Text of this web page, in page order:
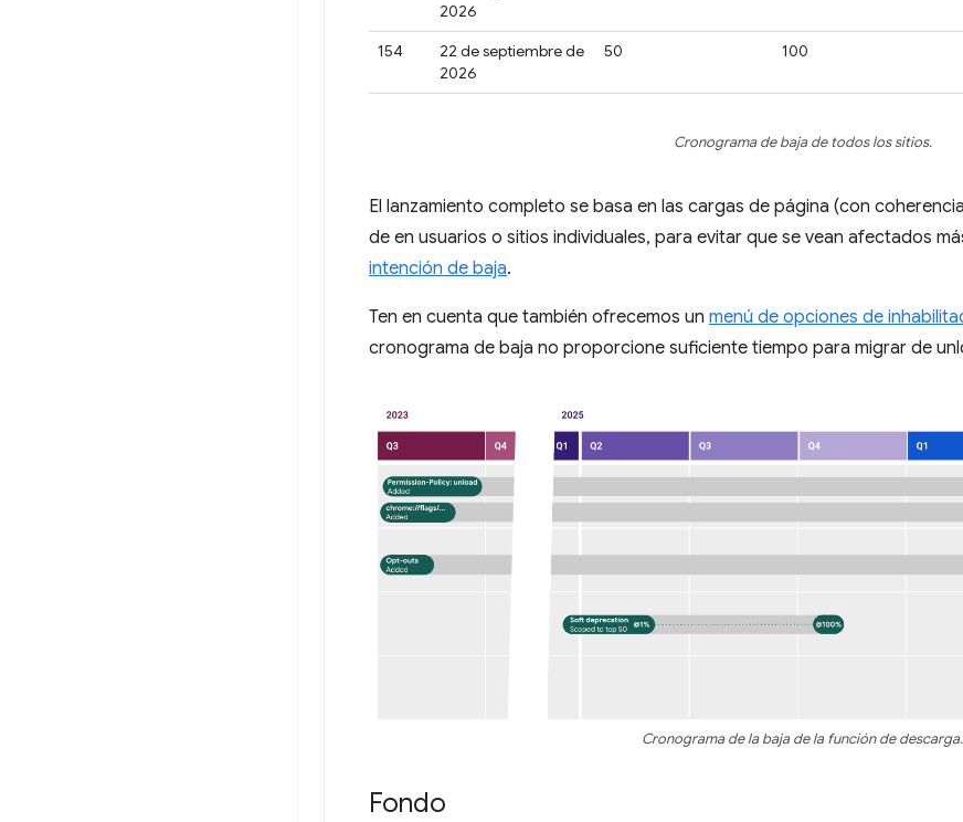
2026
154
22 de septiembre de
2026
50 100
Cronograma de baja de todos los sitios.
El lanzamiento completo se basa en las cargas de página (con
de en usuarios o sitios individuales, para evitar que se vean afectados
intención de baja.
Ten en cuenta que también ofrecemos un menú de opciones de
cronograma de baja no proporcione suficiente tiempo para migrar de
Cronograma de la baja de la función de descarga.
Fondo